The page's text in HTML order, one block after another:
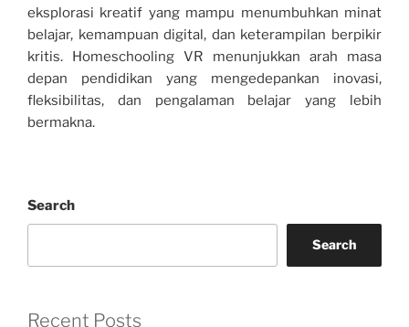
eksplorasi kreatif yang mampu menumbuhkan minat
belajar, kemampuan digital, dan keterampilan berpikir
kritis. Homeschooling VR menunjukkan arah masa
depan pendidikan yang mengedepankan inovasi,
fleksibilitas, dan pengalaman belajar yang lebih
bermakna.
Search
Search
Recent Posts